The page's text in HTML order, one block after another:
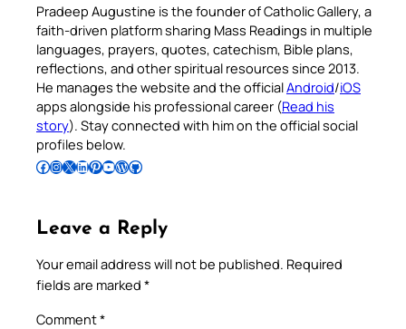
Pradeep Augustine is the founder of Catholic Gallery, a
faith-driven platform sharing Mass Readings in multiple
languages, prayers, quotes, catechism, Bible plans,
reflections, and other spiritual resources since 2013.
He manages the website and the officialAndroid/iOS
apps alongside his professional career (Read his
story). Stay connected with him on the official social
profiles below.
Follow Pradeep on Facebook Follow Pradeep on InstagramFollow Pradeep on X Follow Pradeep on LinkedIn Follow Pradeep on Pinterest Subscribe to Pradeep’s Youtube Channel Follow Pradeep on WordPress Follow Pradeep on GitHub
Leave a Reply
Your email address will not be published. Required
fields are marked *
Comment*